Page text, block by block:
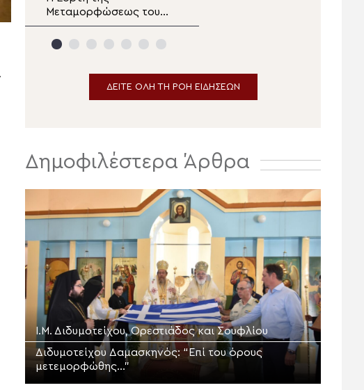
Μεταμορφώσεως του
Σωτήρος στα Άνω
Μάμμουλα Ευβοίας
ΔΕΙΤΕ ΟΛΗ ΤΗ ΡΟΗ ΕΙΔΗΣΕΩΝ
Δημοφιλέστερα Άρθρα
Ι.Μ. Διδυμοτείχου, Ορεστιάδος και Σουφλίου
Διδυμοτείχου Δαμασκηνός: “Επί του όρους
μετεμορφώθης…”